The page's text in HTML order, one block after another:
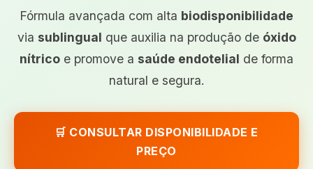
Fórmula avançada com alta biodisponibilidade
via sublingual que auxilia na produção de óxido
nítrico e promove a saúde endotelial de forma
natural e segura.
🛒 CONSULTAR DISPONIBILIDADE E
PREÇO